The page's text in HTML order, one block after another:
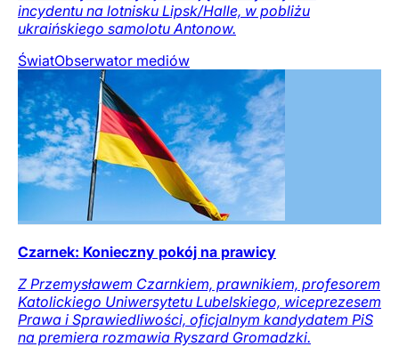
incydentu na lotnisku Lipsk/Halle, w pobliżu
ukraińskiego samolotu Antonow.
ŚwiatObserwator mediów
Czarnek: Konieczny pokój na prawicy
Z Przemysławem Czarnkiem, prawnikiem, profesorem
Katolickiego Uniwersytetu Lubelskiego, wiceprezesem
Prawa i Sprawiedliwości, oficjalnym kandydatem PiS
na premiera rozmawia Ryszard Gromadzki.